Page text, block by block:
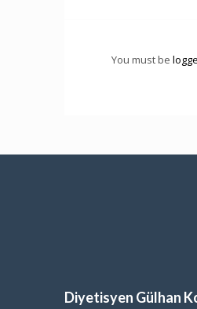
You must be
Diyetisyen Gülhan